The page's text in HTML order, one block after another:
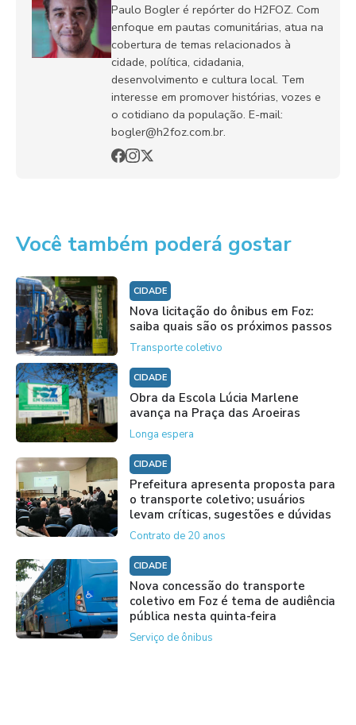
Paulo Bogler é repórter do H2FOZ. Com
enfoque em pautas comunitárias, atua na
cobertura de temas relacionados à
cidade, política, cidadania,
desenvolvimento e cultura local. Tem
interesse em promover histórias, vozes e
o cotidiano da população. E-mail:
bogler@h2foz.com.br.
Você também poderá gostar
CIDADE
Nova licitação do ônibus em Foz:
saiba quais são os próximos passos
Transporte coletivo
CIDADE
Obra da Escola Lúcia Marlene
avança na Praça das Aroeiras
Longa espera
CIDADE
Prefeitura apresenta proposta para
o transporte coletivo; usuários
levam críticas, sugestões e dúvidas
Contrato de 20 anos
CIDADE
Nova concessão do transporte
coletivo em Foz é tema de audiência
pública nesta quinta-feira
Serviço de ônibus